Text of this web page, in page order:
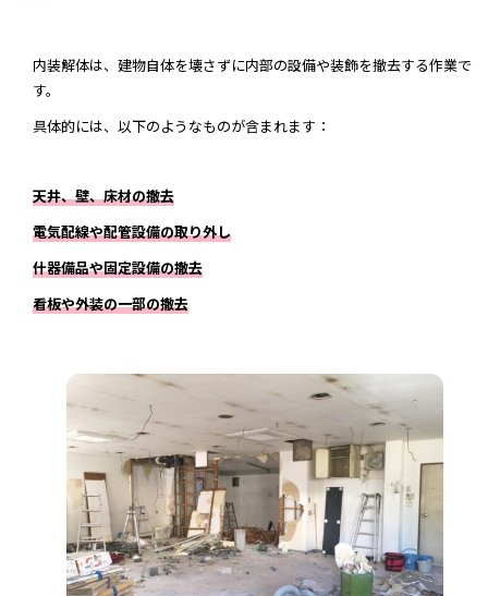
内装解体は、建物自体を壊さずに内部の設備や装飾を撤去する作業で
す。
具体的には、以下のようなものが含まれます：
天井、壁、床材の撤去
電気配線や配管設備の取り外し
什器備品や固定設備の撤去
看板や外装の一部の撤去